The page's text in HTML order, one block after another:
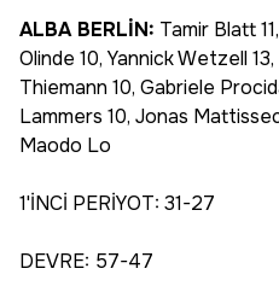
ALBA BERLİN: Tamir Blatt
Olinde 10, Yannick Wetzell
Thiemann 10, Gabriele
Lammers 10, Jonas
Maodo Lo
1'İNCİ PERİYOT: 31-27
DEVRE: 57-47